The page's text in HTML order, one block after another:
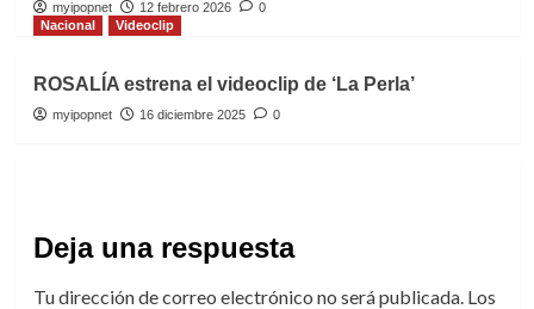
myipopnet 12 febrero 2026
0
Nacional
Videoclip
ROSALÍA estrena el videoclip de ‘La Perla’
myipopnet 16 diciembre 2025 0
Deja una respuesta
Tu dirección de correo electrónico no será publicada. Los